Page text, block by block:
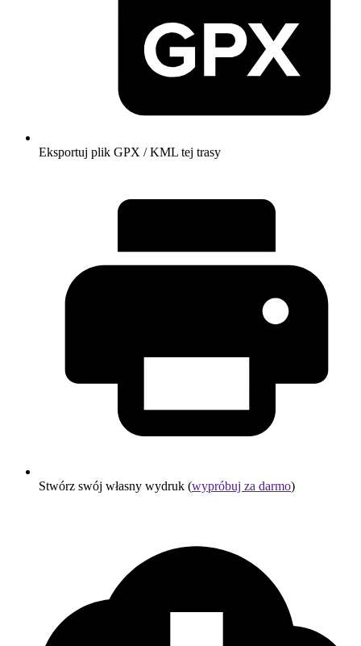
Eksportuj plik GPX / KML tej trasy
Stwórz swój własny wydruk (wypróbuj za darmo)